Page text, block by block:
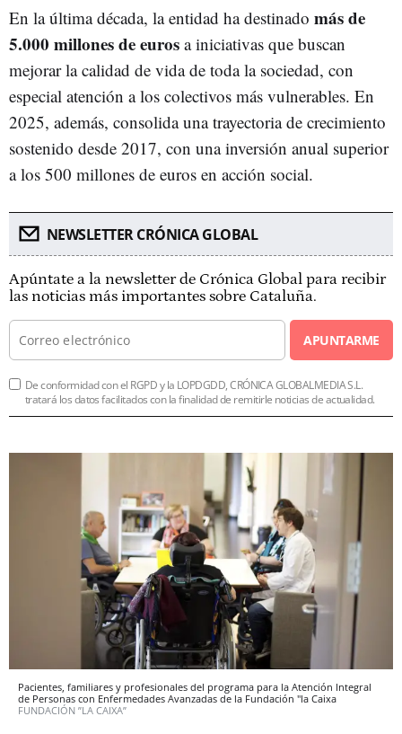
En la última década, la entidad ha destinado más de
5.000 millones de euros a iniciativas que buscan
mejorar la calidad de vida de toda la sociedad, con
especial atención a los colectivos más vulnerables. En
2025, además, consolida una trayectoria de crecimiento
sostenido desde 2017, con una inversión anual superior
a los 500 millones de euros en acción social.
NEWSLETTER CRÓNICA GLOBAL
Apúntate a la newsletter de Crónica Global para recibir
las noticias más importantes sobre Cataluña.
APUNTARME
De conformidad con el RGPD y la LOPDGDD, CRÓNICA GLOBALMEDIA S.L.
tratará los datos facilitados con la finalidad de remitirle noticias de actualidad.
Pacientes, familiares y profesionales del programa para la Atención Integral
de Personas con Enfermedades Avanzadas de la Fundación "la Caixa
FUNDACIÓN ”LA CAIXA”